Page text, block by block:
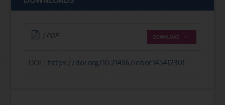
| PDF DOWNLOAD
DOI : https://doi.org/10.21436/inbor.145412301